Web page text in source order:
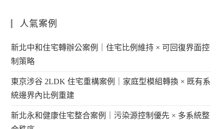
人氣案例
新北中和住宅轉辦公案例｜住宅比例維持 × 可回復界面控
制策略
東京涉谷 2LDK 住宅重構案例｜家庭型模組轉換 × 既有系
統邊界內比例重建
新北永和健康住宅整合案例｜污染源控制優先 × 多系統整